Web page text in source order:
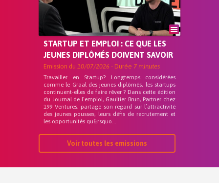
STARTUP ET EMPLOI : CE QUE LES
JEUNES DIPLÔMÉS DOIVENT SAVOIR
Emission du 10/07/2026 - Durée 7 minutes
Travailler en Startup? Longtemps considérées
comme le Graal des jeunes diplômés, les startups
continuent-elles de faire rêver ? Dans cette édition
du Journal de l’emploi, Gaultier Brun, Partner chez
199 Ventures, partage son regard sur l’attractivité
des jeunes pousses, leurs défis de recrutement et
les opportunités qu&rsquo...
Voir toutes les emissions